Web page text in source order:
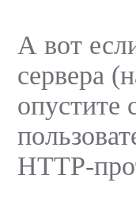
А вот
сервера
опустите
HTTP-